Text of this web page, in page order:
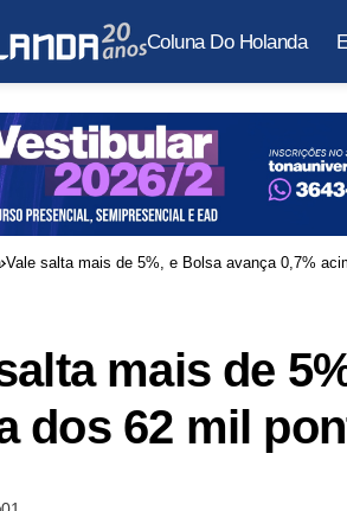
Coluna Do Holanda
Vale salta mais de 5%, e Bolsa avança 0,7%
mais de
dos 62 mil